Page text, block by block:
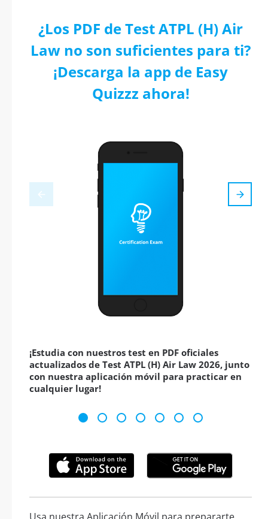
¿Los PDF de Test ATPL (H) Air
Law no son suficientes para ti?
¡Descarga la app de Easy
Quizzz ahora!
¡Estudia con nuestros test en PDF oficiales
actualizados de Test ATPL (H) Air Law 2026, junto
con nuestra aplicación móvil para practicar en
cualquier lugar!